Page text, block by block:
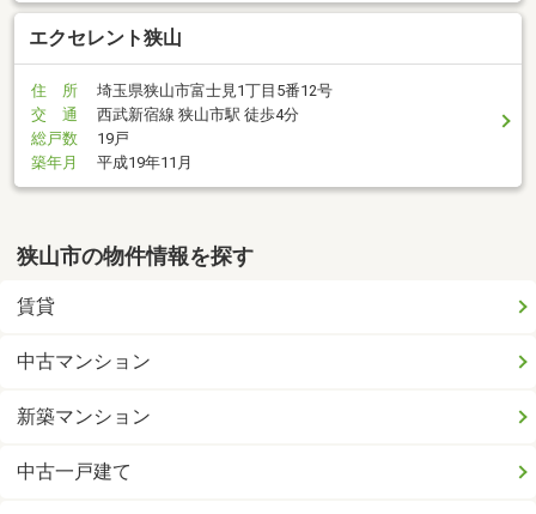
エクセレント狭山
住 所
埼玉県狭山市富士見1丁目5番12号
交 通
西武新宿線 狭山市駅 徒歩4分
総戸数
19戸
築年月
平成19年11月
狭山市の物件情報を探す
賃貸
中古マンション
新築マンション
中古一戸建て